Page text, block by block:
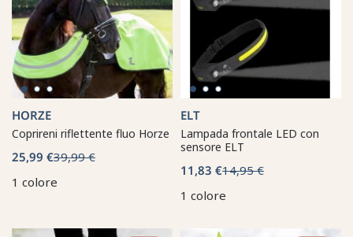
HORZE
Coprireni riflettente fluo Horze
25,99 €39,99 €
1 colore
ELT
Lampada frontale LED con
sensore ELT
11,83 €14,95 €
1 colore